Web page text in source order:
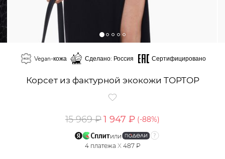
Vegan-кожа Сделано: Россия Сертифицировано
Корсет из фактурной экокожи TOPTOP
15 969 ₽1 947 ₽ (-88%)
или
4 платежа X 487 ₽